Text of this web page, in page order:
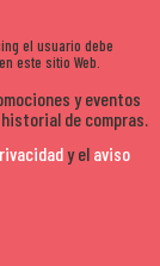
el usuario debe
este sitio Web.
y eventos
de compras.
y el aviso